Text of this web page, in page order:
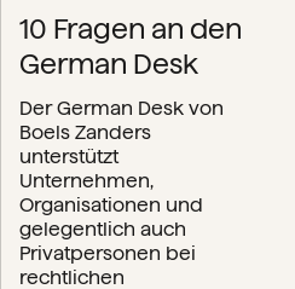
10 Fragen an den
German Desk
Der German Desk von
Boels Zanders
unterstützt
Unternehmen,
Organisationen und
gelegentlich auch
Privatpersonen bei
rechtlichen